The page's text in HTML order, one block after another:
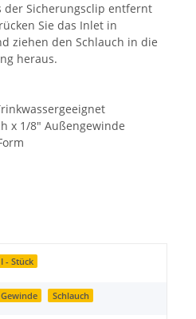
der Sicherungsclip entfernt
Sie das Inlet in
ziehen den Schlauch in die
heraus.
x 1/8" Außengewinde
I - Stück
Gewinde Schlauch